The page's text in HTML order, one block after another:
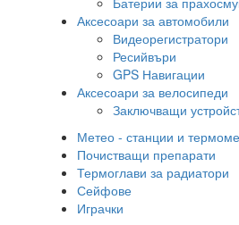
Аксесоари за автомобили
Видеорегистратори
Ресийвъри
GPS Навигации
Аксесоари за велосипеди
Заключващи
Метео - станции и
Почистващи препарати
Термоглави за радиатори
Сейфове
Играчки